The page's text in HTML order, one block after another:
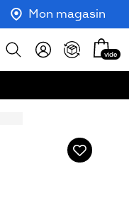
Mon magasin
Afficher
Mon
panier
vide
Ajouter
à